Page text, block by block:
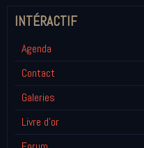
INTÉRACTIF
Agenda
Contact
Galeries
Livre d'or